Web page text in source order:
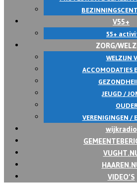
V55+
55+
ZORG/
WELZIJN
ACCOMODATIES
JEUGD /
VERENIGINGEN /
wijkradio
VIDEO’S